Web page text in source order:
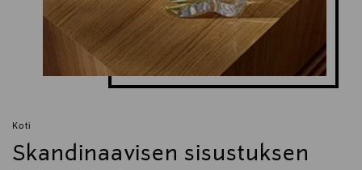
Koti
Skandinaavisen sisustuksen